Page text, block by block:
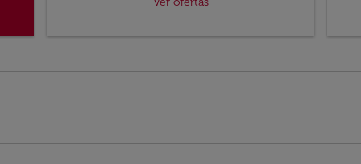
NKC–MIA: cmp-view-offers-
NKC–MIA: cmp-view-offers-
NKC–MIA: cmp-view-
NKC–MIA: cmp-view-
NKC–MIA: cmp-
NKC–MIA: